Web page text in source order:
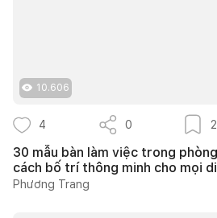
10.606
4 0 2
30 mẫu bàn làm việc trong
cách bố trí thông minh cho mọi
Phương Trang